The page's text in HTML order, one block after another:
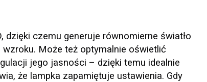
czemu generuje równomierne światło
Może też optymalnie oświetlić
jego jasności – dzięki temu idealnie
że lampka zapamiętuje ustawienia. Gdy